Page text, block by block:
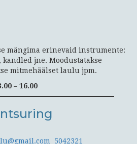
mängima erinevaid instrumente:
jne. Moodustatakse
mitmehäälset laulu jpm.
– 16.00
5042321